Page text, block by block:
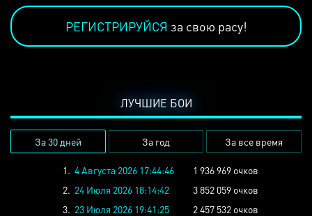
РЕГИСТРИРУЙСЯ за свою расу!
ЛУЧШИЕ БОИ
За 30 дней За год За все время
1. 4 Августа 2026 17:44:46
1 936 969 очков
2. 24 Июля 2026 18:14:42
3 852 059 очков
3. 23 Июля 2026 19:41:25
2 457 532 очков